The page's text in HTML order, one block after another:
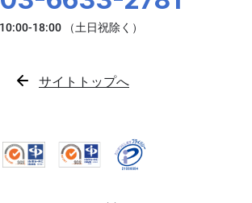
サイトトップへ